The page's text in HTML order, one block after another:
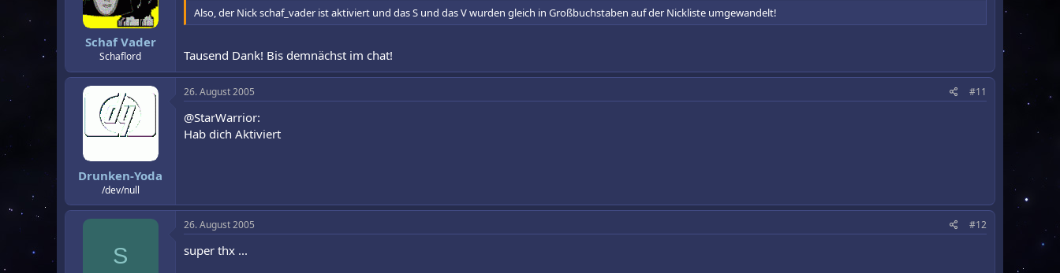
Schaf Vader
Schaflord
Also, der Nick schaf_vader ist aktiviert und das S und das V wurden gleich in Großbuchstaben auf der Nickliste umgewandelt!
Tausend Dank! Bis demnächst im chat!
Drunken-Yoda
/dev/null
26. August 2005 #11
@StarWarrior:
Hab dich Aktiviert
S
26. August 2005 #12
super thx ...